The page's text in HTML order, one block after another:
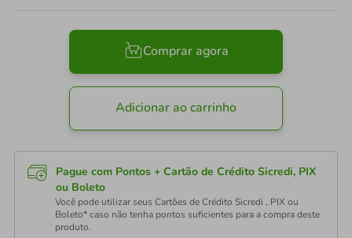
Comprar agora
Adicionar ao carrinho
Pague com Pontos + Cartão de Crédito Sicredi, PIX
ou Boleto
Você pode utilizar seus Cartões de Crédito Sicredi , PIX ou
Boleto* caso não tenha pontos suficientes para a compra deste
produto.